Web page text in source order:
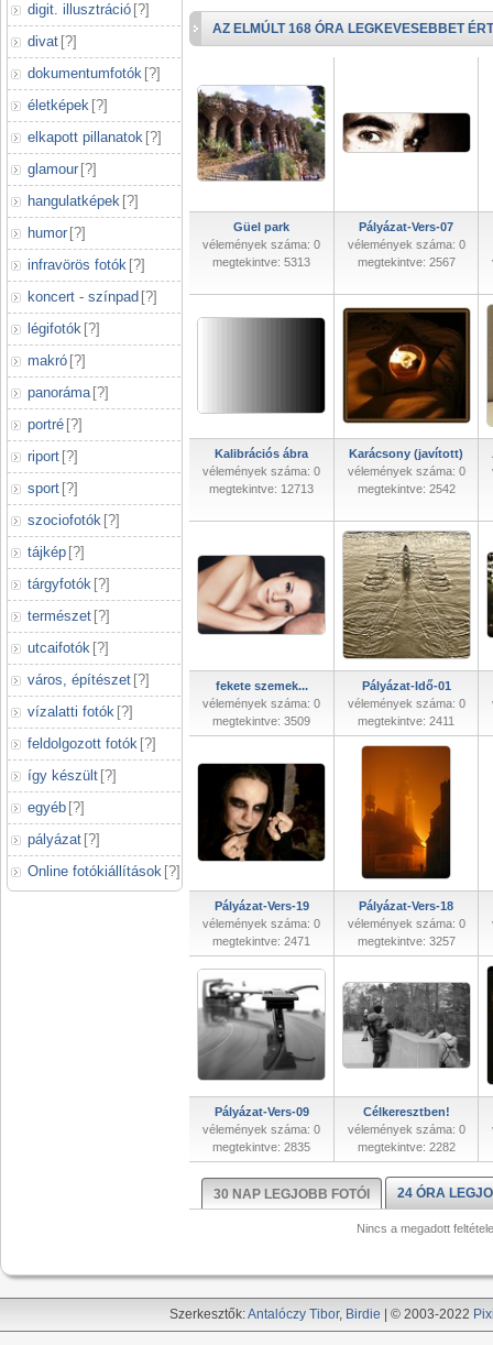
digit. illusztráció [?]
divat [?]
dokumentumfotók [?]
életképek [?]
elkapott pillanatok [?]
glamour [?]
hangulatképek [?]
humor [?]
infravörös fotók [?]
koncert - színpad [?]
légifotók [?]
makró [?]
panoráma [?]
portré [?]
riport [?]
sport [?]
szociofotók [?]
tájkép [?]
tárgyfotók [?]
természet [?]
utcaifotók [?]
város, építészet [?]
vízalatti fotók [?]
feldolgozott fotók [?]
így készült [?]
egyéb [?]
pályázat [?]
Online fotókiállítások [?]
AZ ELMÚLT 168 ÓRA LEGKEVESEBBET
Güel park
vélemények száma: 0
megtekintve: 5313
Pályázat-Vers-07
vélemények száma: 0
megtekintve: 2567
Kalibrációs ábra
vélemények száma: 0
megtekintve: 12713
Karácsony (javított)
vélemények száma: 0
megtekintve: 2542
fekete szemek...
vélemények száma: 0
megtekintve: 3509
Pályázat-Idő-01
vélemények száma: 0
megtekintve: 2411
Pályázat-Vers-19
vélemények száma: 0
megtekintve: 2471
Pályázat-Vers-18
vélemények száma: 0
megtekintve: 3257
Pályázat-Vers-09
vélemények száma: 0
megtekintve: 2835
Célkeresztben!
vélemények száma: 0
megtekintve: 2282
30 NAP LEGJOBB FOTÓI 24 ÓRA
Nincs a megadott
Szerkesztők:Antalóczy Tibor, Birdie | © 2003-2022